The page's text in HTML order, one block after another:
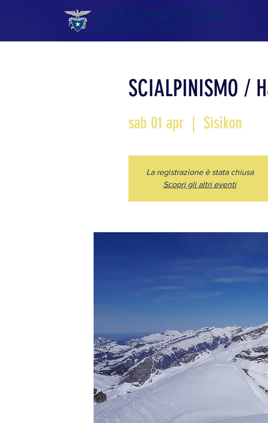
SCIALPINISMO /
sab 01 apr
  |
Sisikon
La registrazione è stata chiusa
Scopri gli altri eventi